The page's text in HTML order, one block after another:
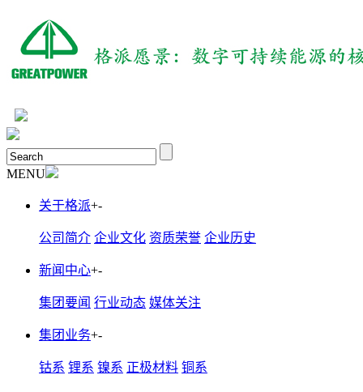
MENU
关于格派+-
公司简介 企业文化 资质荣誉 企业历史
新闻中心+-
集团要闻 行业动态 媒体关注
集团业务+-
钴系 锂系 镍系 正极材料 铜系